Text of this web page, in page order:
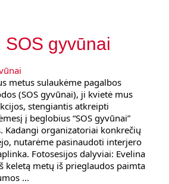
SOS gyvūnai
metus sulaukėme pagalbos
(SOS gyvūnai), ji kvietė mus
stengiantis atkreipti
į beglobius “SOS gyvūnai”
Kadangi organizatoriai konkrečių
nutarėme pasinaudoti interjero
Fotosesijos dalyviai: Evelina
keletą metų iš prieglaudos paimta
...